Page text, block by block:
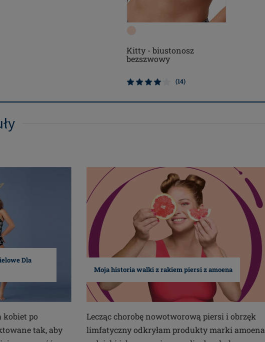
Kitty - biustonosz
bezszwowy
(14)
Dla
kobiet po
tak, aby
Moja historia walki z rakiem piersi z amoena
Lecząc chorobę nowotworową piersi i obrzęk
limfatyczny odkryłam produkty marki amoena